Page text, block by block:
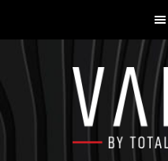
to
main
content
to
footer